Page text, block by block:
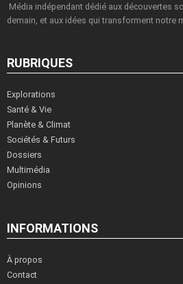
Média indépendant dédié aux découvertes
demain, et aux idées qui transforment notre
RUBRIQUES
Explorations
Santé & Vie
Planète & Climat
Sociétés & Futurs
Dossiers
Multimédia
Opinions
INFORMATIONS
À propos
Contact